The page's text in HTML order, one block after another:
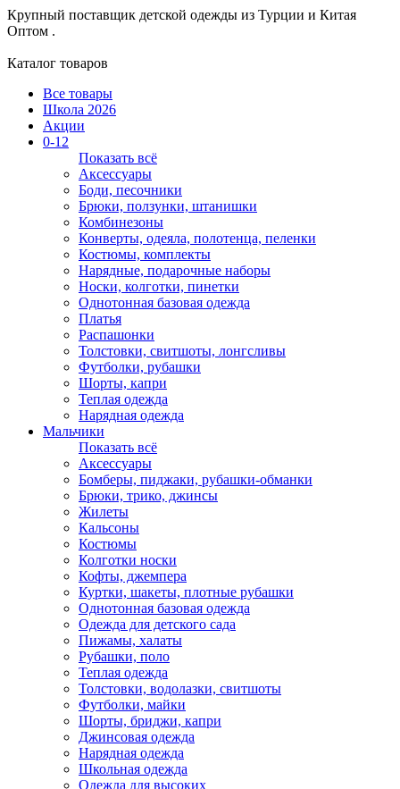
Крупный поставщик детской одежды из Турции и Китая
Оптом .
Каталог товаров
Все товары
Школа 2026
Акции
0-12
Показать всё
Аксессуары
Боди, песочники
Брюки, ползунки, штанишки
Комбинезоны
Конверты, одеяла, полотенца, пеленки
Костюмы, комплекты
Нарядные, подарочные наборы
Носки, колготки, пинетки
Однотонная базовая одежда
Платья
Распашонки
Толстовки, свитшоты, лонгсливы
Футболки, рубашки
Шорты, капри
Теплая одежда
Нарядная одежда
Мальчики
Показать всё
Аксессуары
Бомберы, пиджаки, рубашки-обманки
Брюки, трико, джинсы
Жилеты
Кальсоны
Костюмы
Колготки носки
Кофты, джемпера
Куртки, шакеты, плотные рубашки
Однотонная базовая одежда
Одежда для детского сада
Пижамы, халаты
Рубашки, поло
Теплая одежда
Толстовки, водолазки, свитшоты
Футболки, майки
Шорты, бриджи, капри
Джинсовая одежда
Нарядная одежда
Школьная одежда
Одежда для высоких